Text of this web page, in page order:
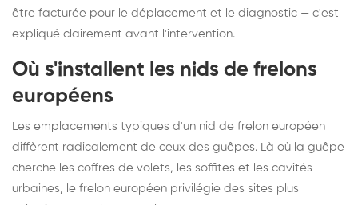
être facturée pour le déplacement et le diagnostic — c'est
expliqué clairement avant l'intervention.
Où s'installent les nids de frelons
européens
Les emplacements typiques d'un nid de frelon européen
diffèrent radicalement de ceux des guêpes. Là où la guêpe
cherche les coffres de volets, les soffites et les cavités
urbaines, le frelon européen privilégie des sites plus